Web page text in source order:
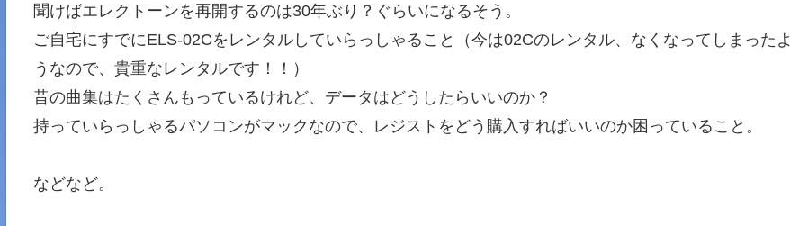
聞けばエレクトーンを再開するのは30年ぶり？ぐらいになるそう。
ご自宅にすでにELS-02Cをレンタルしていらっしゃること（今は02Cのレンタル、なくなってしまったよ
うなので、貴重なレンタルです！！）
昔の曲集はたくさんもっているけれど、データはどうしたらいいのか？
持っていらっしゃるパソコンがマックなので、レジストをどう購入すればいいのか困っていること。
などなど。